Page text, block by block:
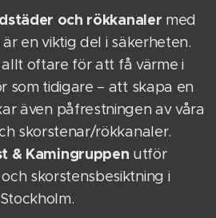
och rökkanaler med
en viktig del i säkerheten.
oftare för att få värme i
som tidigare – att skapa en
även påfrestningen av våra
skorstenar/rökkanaler.
& Kamingruppen utför
skorstensbesiktning i
Stockholm.